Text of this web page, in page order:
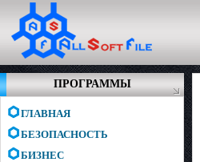
ПРОГРАММЫ
ГЛАВНАЯ
БЕЗОПАСНОСТЬ
БИЗНЕС